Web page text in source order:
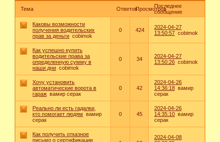
Тема ОтветовПросмотровПоследнее
сообщение
Каковы возможности
получения водительских
прав за деньги cobimok
0 424
2024-04-27
13:50:57 cobimok
Как успешно купить
водительские права за
определенную сумму в
наши дни cobimok
0 34
2024-04-27
13:50:26 cobimok
Хочу установить
автоматические ворота в
гараж вамир серак
0 42
2024-04-26
14:36:18 вамир
серак
Реально ли есть гадалки,
кто помогает людям
вамир
серак
0 45
2024-04-26
14:35:10 вамир
серак
Как получить отказное
письмо о сертификации
2024-04-08